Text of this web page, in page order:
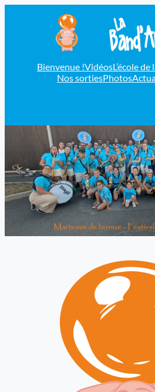
Bienvenue !VidéosL’école
Nos sortiesPhotos